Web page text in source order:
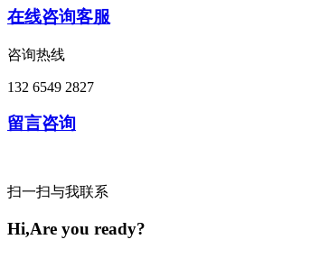
在线咨询客服
咨询热线
132 6549 2827
留言咨询
扫一扫与我联系
Hi,Are you ready?